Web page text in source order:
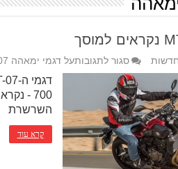
חדשות סגור לתגובותעל דגמי ימאהה MT-07 נקראים למוסך
700 -
השרשרת
קרא עוד